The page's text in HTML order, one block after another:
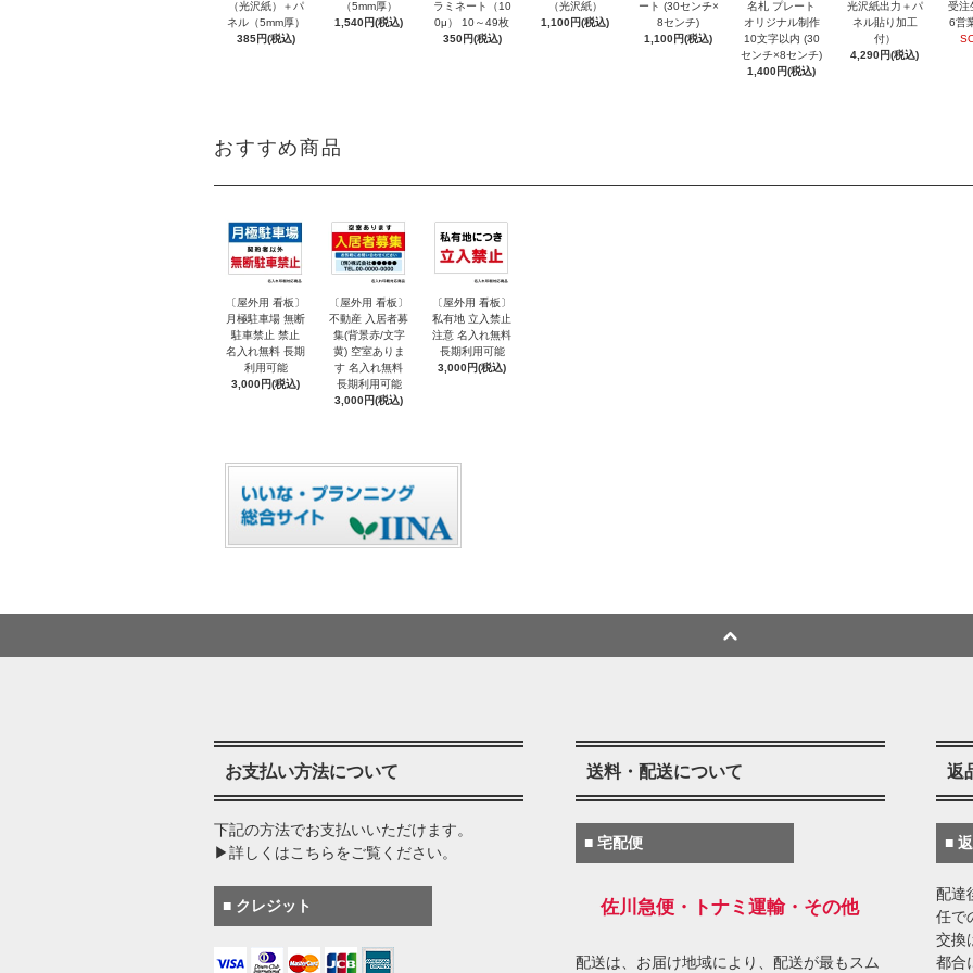
（光沢紙）＋パ
ネル（5mm厚）
385円(税込)
（5mm厚）
1,540円(税込)
ラミネート（10
0μ） 10～49枚
350円(税込)
（光沢紙）
1,100円(税込)
ート (30センチ×
8センチ)
1,100円(税込)
名札 プレート
オリジナル制作
10文字以内 (30
センチ×8センチ)
1,400円(税込)
光沢紙出力＋パ
ネル貼り加工
付）
4,290円(税込)
受注
6営
おすすめ商品
〔屋外用 看板〕
月極駐車場 無断
駐車禁止 禁止
名入れ無料 長期
利用可能
3,000円(税込)
〔屋外用 看板〕
不動産 入居者募
集(背景赤/文字
黄) 空室ありま
す 名入れ無料
長期利用可能
3,000円(税込)
〔屋外用 看板〕
私有地 立入禁止
注意 名入れ無料
長期利用可能
3,000円(税込)
お支払い方法について
下記の方法でお支払いいただけます。
▶詳しくはこちらをご覧ください。
■ クレジット
送料・配送について
■ 宅配便
佐川急便・トナミ運輸・その他
配送は、お届け地域により、配送が最もスム
返
■
配達
任で
交換
都合